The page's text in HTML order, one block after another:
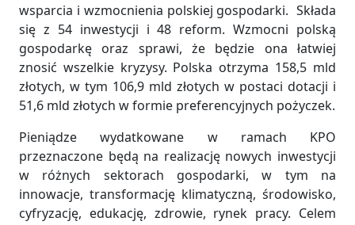
wsparcia i wzmocnienia polskiej gospodarki. Składa
się z 54 inwestycji i 48 reform. Wzmocni polską
gospodarkę oraz sprawi, że będzie ona łatwiej
znosić wszelkie kryzysy. Polska otrzyma 158,5 mld
złotych, w tym 106,9 mld złotych w postaci dotacji i
51,6 mld złotych w formie preferencyjnych pożyczek.
Pieniądze wydatkowane w ramach KPO
przeznaczone będą na realizację nowych inwestycji
w różnych sektorach gospodarki, w tym na
innowacje, transformację klimatyczną, środowisko,
cyfryzację, edukację, zdrowie, rynek pracy. Celem